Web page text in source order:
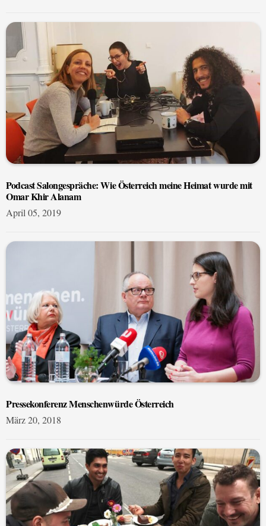
Podcast Salongespräche: Wie Österreich meine Heimat wurde mit
Omar Khir Alanam
April 05, 2019
Pressekonferenz Menschenwürde Österreich
März 20, 2018